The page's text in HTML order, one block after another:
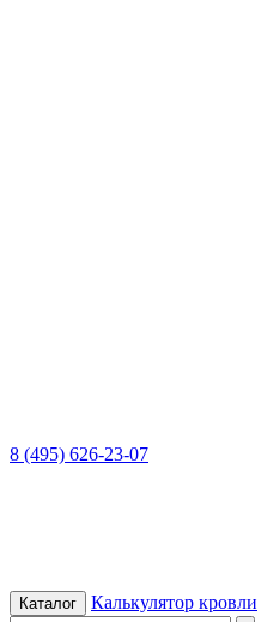
8 (495) 626-23-07
Каталог Калькулятор кровли